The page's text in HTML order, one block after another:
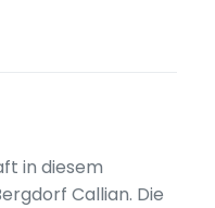
in diesem
Callian. Die